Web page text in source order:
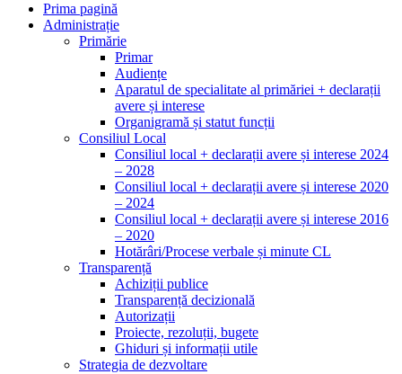
Prima pagină
Administrație
Primărie
Primar
Audiențe
Aparatul de specialitate al primăriei + declarații
avere și interese
Organigramă și statut funcții
Consiliul Local
Consiliul local + declarații avere și interese 2024
– 2028
Consiliul local + declarații avere și interese 2020
– 2024
Consiliul local + declarații avere și interese 2016
– 2020
Hotărâri/Procese verbale și minute CL
Transparență
Achiziții publice
Transparență decizională
Autorizații
Proiecte, rezoluții, bugete
Ghiduri și informații utile
Strategia de dezvoltare